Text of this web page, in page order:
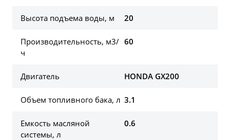
Высота подъема воды, м 20
Производительность, м3/
ч
60
Двигатель HONDA GX200
Объем топливного бака, л 3.1
Емкость масляной
системы, л
0.6